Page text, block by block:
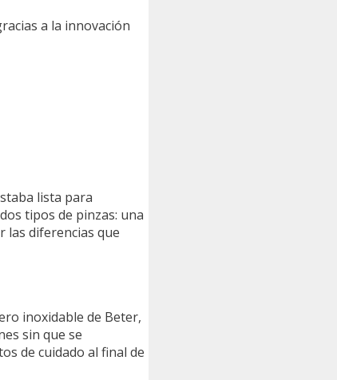
a la innovación
lista para
tipos de pinzas: una
las diferencias que
inoxidable de Beter,
sin que se
de cuidado al final de